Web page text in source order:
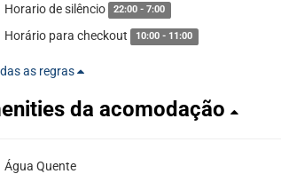
Horario de silêncio 22:00 - 7:00
Horário para checkout 10:00 - 11:00
as regras
da acomodação
Água Quente